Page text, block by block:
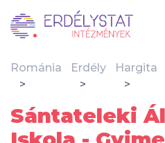
Románia Erdély Hargita
Sántateleki